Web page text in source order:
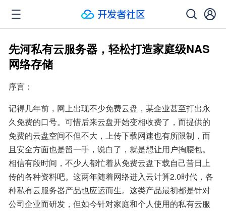
先河私有云服务器，轻松打造家庭级NAS
网络存储
序言：
记得几年前，网上出现不少免费云盘，某企业甚至打出永
久免费的口号。可惜后来云盘开始变相收费了，而提供的
免费的云盘空间不但不大，上传下载网速也有所限制，而
且安全方面也是留一手，说白了，就是想让用户掏腰包。
相信有段时间，不少人都忙着从免费云盘下载自己昔日上
传的各种资料吧。这两年随着网络进入云计算2.0时代，各
种私有云服务器产品也应运而生。这类产品最初都是针对
公司企业而研发，但如今针对家庭和个人使用的私有云服